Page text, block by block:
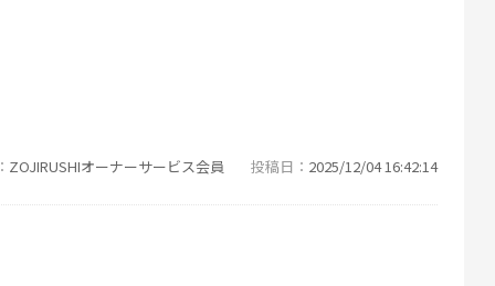
ZOJIRUSHIオーナーサービス会員 投稿日 2025/12/04 16:42:14